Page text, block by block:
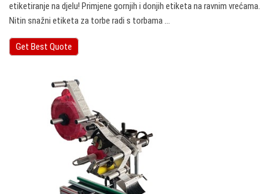
etiketiranje na djelu! Primjene gornjih i donjih etiketa na ravnim vrećama.
Nitin snažni etiketa za torbe radi s torbama ...
Get Best Quote